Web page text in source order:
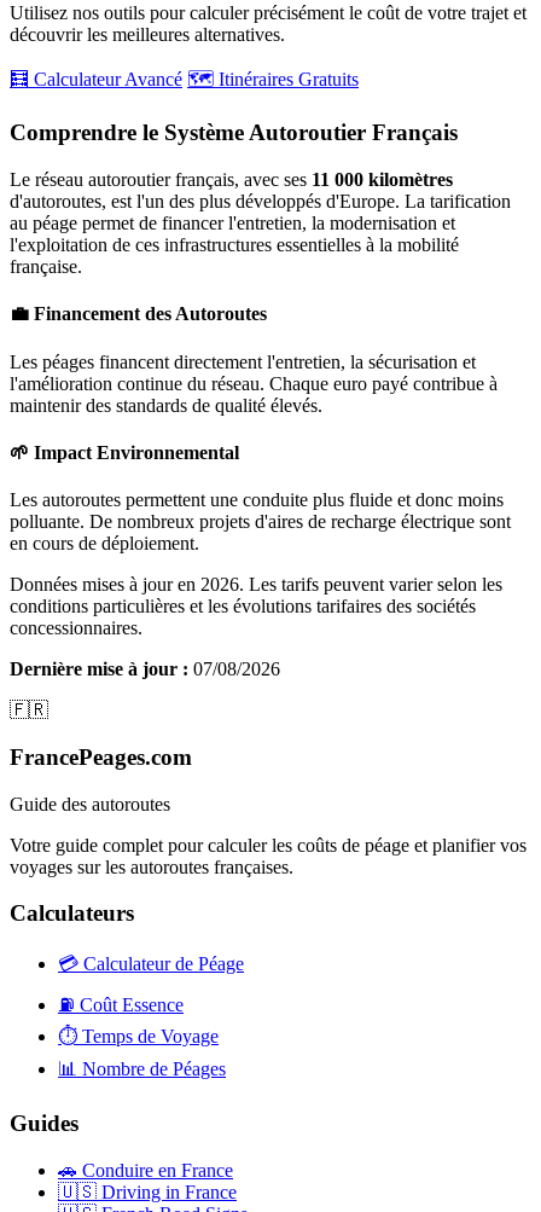
Utilisez nos outils pour calculer précisément le coût de votre trajet et
découvrir les meilleures alternatives.
🧮 Calculateur Avancé 🗺️ Itinéraires Gratuits
Comprendre le Système Autoroutier Français
Le réseau autoroutier français, avec ses 11 000 kilomètres
d'autoroutes, est l'un des plus développés d'Europe. La tarification
au péage permet de financer l'entretien, la modernisation et
l'exploitation de ces infrastructures essentielles à la mobilité
française.
💼 Financement des Autoroutes
Les péages financent directement l'entretien, la sécurisation et
l'amélioration continue du réseau. Chaque euro payé contribue à
maintenir des standards de qualité élevés.
🌱 Impact Environnemental
Les autoroutes permettent une conduite plus fluide et donc moins
polluante. De nombreux projets d'aires de recharge électrique sont
en cours de déploiement.
Données mises à jour en 2026. Les tarifs peuvent varier selon les
conditions particulières et les évolutions tarifaires des sociétés
concessionnaires.
Dernière mise à jour : 07/08/2026
🇫🇷
FrancePeages.com
Guide des autoroutes
Votre guide complet pour calculer les coûts de péage et planifier vos
voyages sur les autoroutes françaises.
Calculateurs
💳 Calculateur de Péage
⛽ Coût Essence
⏱️ Temps de Voyage
📊 Nombre de Péages
Guides
🚗 Conduire en France
🇺🇸 Driving in France